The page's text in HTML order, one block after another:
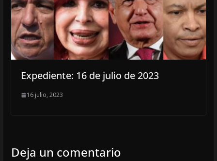
Expediente: 16 de julio de 2023
16 julio, 2023
Deja un comentario